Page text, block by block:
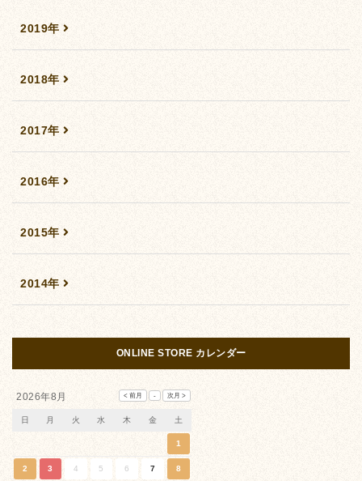
2019年
2018年
2017年
2016年
2015年
2014年
ONLINE STORE カレンダー
2026年8月
日 月 火 水 木 金 土
1
2 3 4 5 6 7 8